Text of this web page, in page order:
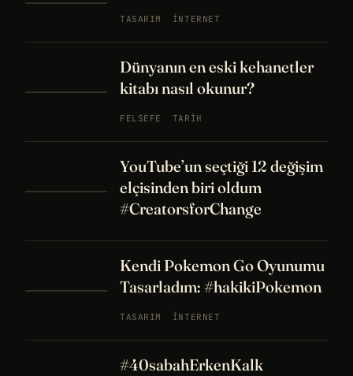
TASARIM İNTERNET
Dünyanın en eski kehanetler
kitabı nasıl okunur?
FELSEFE TARIH
YouTube’un seçtiği 12 değişim
elçisinden biri oldum
#CreatorsforChange
Kendi Pokemon Go Oyunumu
Tasarladım: #hakikiPokemon
TASARIM İNTERNET
#40sabahErkenKalk